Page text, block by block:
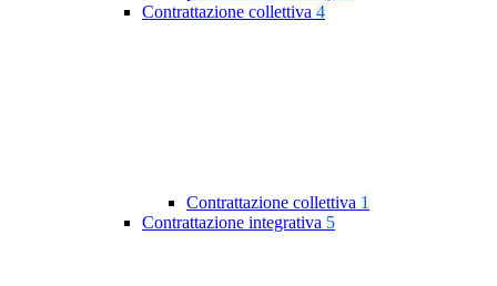
Contrattazione collettiva 4
Contrattazione collettiva 1
Contrattazione integrativa 5